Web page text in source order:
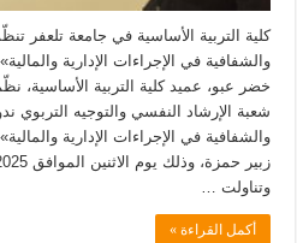
كلية التربية الأساسية في جامعة تلعفر
والشفافية في الإجراءات الإدارية
خضر عبو، عميد كلية التربية الأساسية،
شعبة الإرشاد النفسي والتوجيه التربوي
والشفافية في الإجراءات الإدارية
وتناولت …
أكمل القراءة »